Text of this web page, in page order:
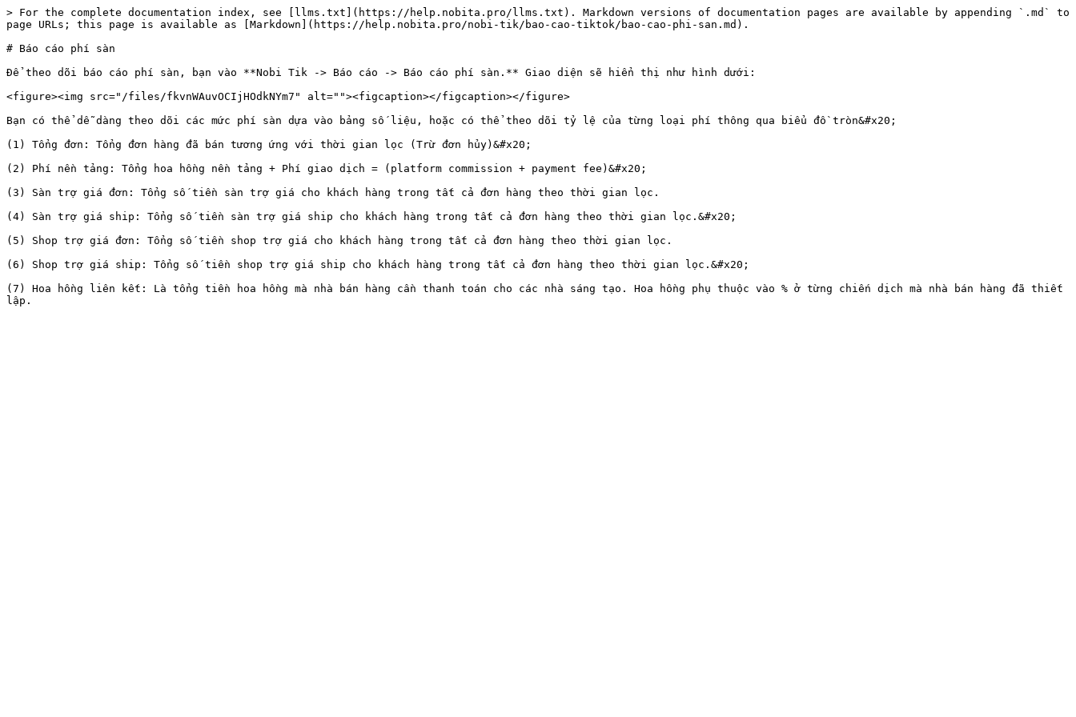
> For the complete documentation index, see [llms.txt](https://help.nobita.pro/llms.txt). Markdown versions of documentation pages are available by appending `.md` to
page URLs; this page is available as [Markdown](https://help.nobita.pro/nobi-tik/bao-cao-tiktok/bao-cao-phi-san.md).
# Báo cáo phí sàn
Để theo dõi báo cáo phí sàn, bạn vào **Nobi Tik -> Báo cáo -> Báo cáo phí sàn.** Giao diện sẽ hiển thị như hình dưới:
<figure><img src="/files/fkvnWAuvOCIjHOdkNYm7" alt=""><figcaption></figcaption></figure>
Bạn có thể dễ dàng theo dõi các mức phí sàn dựa vào bảng số liệu, hoặc có thể theo dõi tỷ lệ của từng loại phí thông qua biểu đồ tròn&#x20;
(1) Tổng đơn: Tổng đơn hàng đã bán tương ứng với thời gian lọc (Trừ đơn hủy)&#x20;
(2) Phí nền tảng: Tổng hoa hồng nền tảng + Phí giao dịch = (platform commission + payment fee)&#x20;
(3) Sàn trợ giá đơn: Tổng số tiền sàn trợ giá cho khách hàng trong tất cả đơn hàng theo thời gian lọc.
(4) Sàn trợ giá ship: Tổng số tiền sàn trợ giá ship cho khách hàng trong tất cả đơn hàng theo thời gian lọc.&#x20;
(5) Shop trợ giá đơn: Tổng số tiền shop trợ giá cho khách hàng trong tất cả đơn hàng theo thời gian lọc.
(6) Shop trợ giá ship: Tổng số tiền shop trợ giá ship cho khách hàng trong tất cả đơn hàng theo thời gian lọc.&#x20;
(7) Hoa hồng liên kết: Là tổng tiền hoa hồng mà nhà bán hàng cần thanh toán cho các nhà sáng tạo. Hoa hồng phụ thuộc vào % ở từng chiến dịch mà nhà bán hàng đã thiết